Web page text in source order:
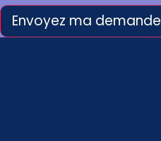
Envoyez ma demande